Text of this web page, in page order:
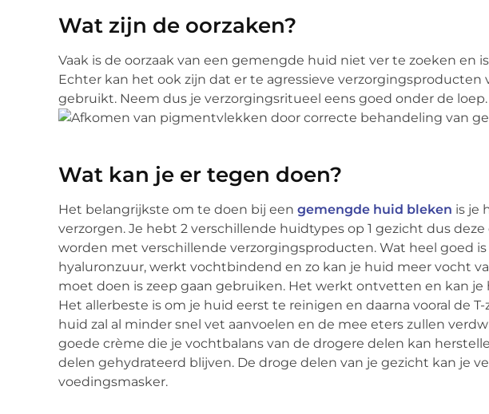
Wat zijn de oorzaken?
Vaak is de oorzaak van een gemengde huid niet ver te zoeken en
Echter kan het ook zijn dat er te agressieve
gebruikt. Neem dus je verzorgingsritueel eens goed onder de loep.
Wat kan je er tegen doen?
Het belangrijkste om te doen bij een gemengde huid bleken is je
verzorgen. Je hebt 2 verschillende huidtypes op 1 gezicht dus
worden met verschillende verzorgingsproducten. Wat heel goed
hyaluronzuur, werkt vochtbindend en zo kan je huid meer vocht
moet doen is zeep gaan gebruiken. Het werkt ontvetten en kan
Het allerbeste is om je huid eerst te reinigen en daarna vooral de
huid zal al minder snel vet aanvoelen en de mee eters zullen
goede crème die je vochtbalans van de drogere delen kan
delen gehydrateerd blijven. De droge delen van je gezicht kan je
voedingsmasker.